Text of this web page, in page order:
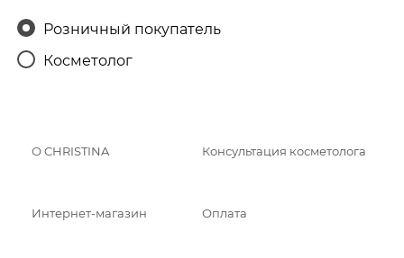
Розничный покупатель
Косметолог
О CHRISTINA Консультация косметолога
Интернет-магазин Оплата